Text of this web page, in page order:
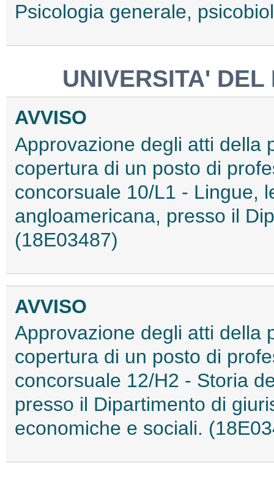
Psicologia generale,
UNIVERSITA' DEL
AVVISO
Approvazione degli atti della
copertura di un posto di
concorsuale 10/L1 - Lingue,
angloamericana, presso il
(18E03487)
AVVISO
Approvazione degli atti della
copertura di un posto di
concorsuale 12/H2 - Storia
presso il Dipartimento di
economiche e sociali.